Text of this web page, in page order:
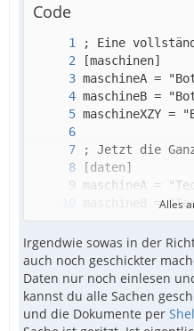
Code
maschineXYZ =
Alles
Irgendwie sowas in der
auch noch geschickter
Daten nur noch einlesen
kannst du alle Sachen
und die Dokumente per